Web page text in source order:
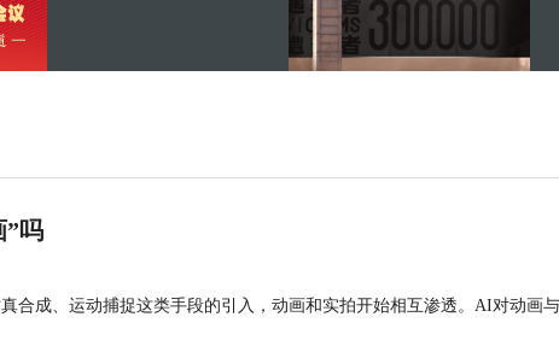
”吗
合成、运动捕捉这类手段的引入，动画和实拍开始相互渗透。AI对动画